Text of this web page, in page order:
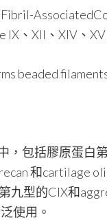
IX、XII、XIV、XVI
beaded
，包括膠原蛋白
和cartilage
九型的CIX和
使用。